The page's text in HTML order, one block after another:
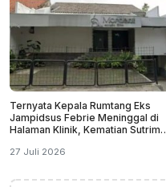
Ternyata Kepala Rumtang Eks
Jampidsus Febrie Meninggal di
Halaman Klinik, Kematian Sutrimo
27 Juli 2026